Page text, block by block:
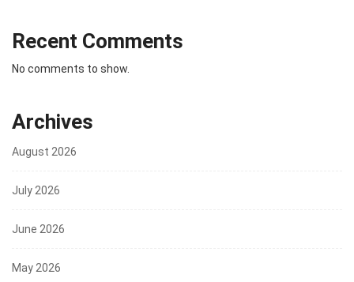
Recent Comments
No comments to show.
Archives
August 2026
July 2026
June 2026
May 2026